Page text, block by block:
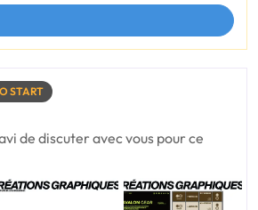
START
de discuter avec vous pour ce